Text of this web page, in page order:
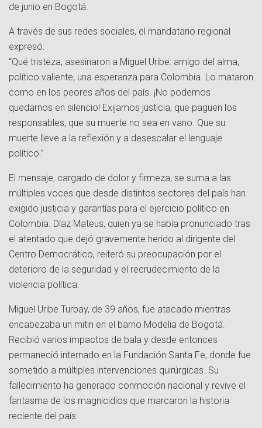
de junio en Bogotá.
A través de sus redes sociales, el mandatario regional
expresó:
“Qué tristeza, asesinaron a Miguel Uribe: amigo del alma,
político valiente, una esperanza para Colombia. Lo mataron
como en los peores años del país. ¡No podemos
quedarnos en silencio! Exijamos justicia, que paguen los
responsables, que su muerte no sea en vano. Que su
muerte lleve a la reflexión y a desescalar el lenguaje
político.”
El mensaje, cargado de dolor y firmeza, se suma a las
múltiples voces que desde distintos sectores del país han
exigido justicia y garantías para el ejercicio político en
Colombia. Díaz Mateus, quien ya se había pronunciado tras
el atentado que dejó gravemente herido al dirigente del
Centro Democrático, reiteró su preocupación por el
deterioro de la seguridad y el recrudecimiento de la
violencia política.
Miguel Uribe Turbay, de 39 años, fue atacado mientras
encabezaba un mitin en el barrio Modelia de Bogotá.
Recibió varios impactos de bala y desde entonces
permaneció internado en la Fundación Santa Fe, donde fue
sometido a múltiples intervenciones quirúrgicas. Su
fallecimiento ha generado conmoción nacional y revive el
fantasma de los magnicidios que marcaron la historia
reciente del país.